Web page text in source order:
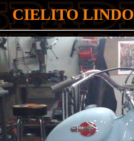
CIELITO LINDO